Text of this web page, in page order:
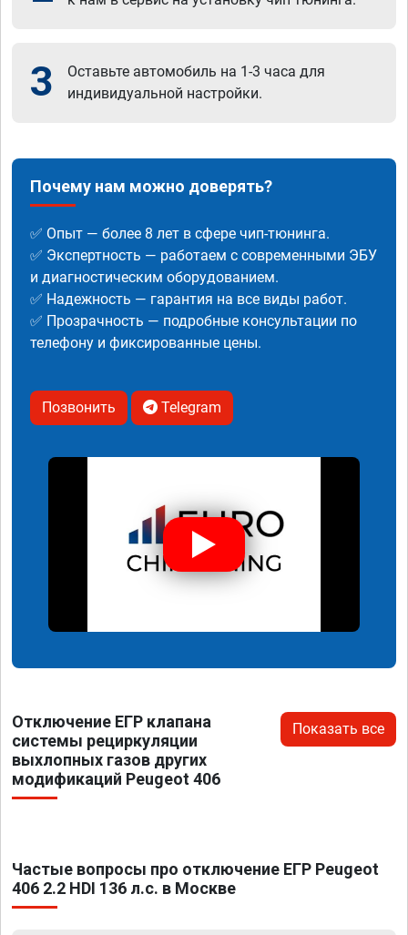
3
Оставьте автомобиль на 1-3 часа для
индивидуальной настройки.
Почему нам можно доверять?
✅ Опыт — более 8 лет в сфере чип-тюнинга.
✅ Экспертность — работаем с современными ЭБУ
и диагностическим оборудованием.
✅ Надежность — гарантия на все виды работ.
✅ Прозрачность — подробные консультации по
телефону и фиксированные цены.
Позвонить Telegram
Отключение ЕГР клапана
системы рециркуляции
выхлопных газов других
модификаций Peugeot 406
Показать все
Частые вопросы про отключение ЕГР Peugeot
406 2.2 HDI 136 л.с. в Москве